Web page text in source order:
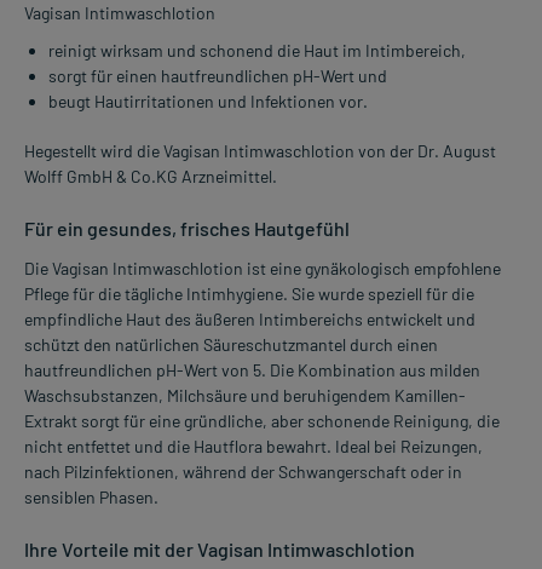
Vagisan Intimwaschlotion
reinigt wirksam und schonend die Haut im Intimbereich,
sorgt für einen hautfreundlichen pH-Wert und
beugt Hautirritationen und Infektionen vor.
Hegestellt wird die Vagisan Intimwaschlotion von der Dr. August
Wolff GmbH & Co.KG Arzneimittel.
Für ein gesundes, frisches Hautgefühl
Die Vagisan Intimwaschlotion ist eine gynäkologisch empfohlene
Pflege für die tägliche Intimhygiene. Sie wurde speziell für die
empfindliche Haut des äußeren Intimbereichs entwickelt und
schützt den natürlichen Säureschutzmantel durch einen
hautfreundlichen pH-Wert von 5. Die Kombination aus milden
Waschsubstanzen, Milchsäure und beruhigendem Kamillen-
Extrakt sorgt für eine gründliche, aber schonende Reinigung, die
nicht entfettet und die Hautflora bewahrt. Ideal bei Reizungen,
nach Pilzinfektionen, während der Schwangerschaft oder in
sensiblen Phasen.
Ihre Vorteile mit der Vagisan Intimwaschlotion